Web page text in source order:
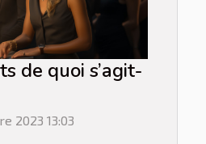
de quoi s’agit-
2023 13:03